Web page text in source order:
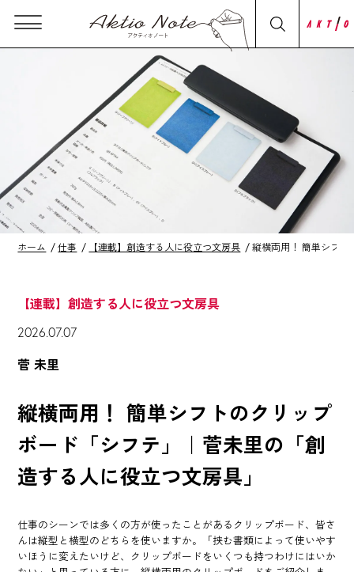
ホーム 仕事 【連載】創造する人に役立つ文房具 縦横両用！ 簡単シフト
【連載】創造する人に役立つ文房具
2026.07.07
菅 未里
縦横両用！ 簡単シフトのクリップ
ボード「シフテ」｜菅未里の「創
造する人に役立つ文房具」
仕事のシーンでは多くの方が使ったことがあるクリップボード、皆さ
んは縦型と横型のどちらを使いますか。「挟む書類によって使いやす
いほうに変えたいけど、クリップボードをいくつも持つわけにはいか